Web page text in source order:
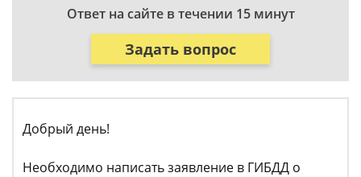
Ответ на сайте в течении 15 минут
Задать вопрос
Добрый день!
Необходимо написать заявление в ГИБДД о